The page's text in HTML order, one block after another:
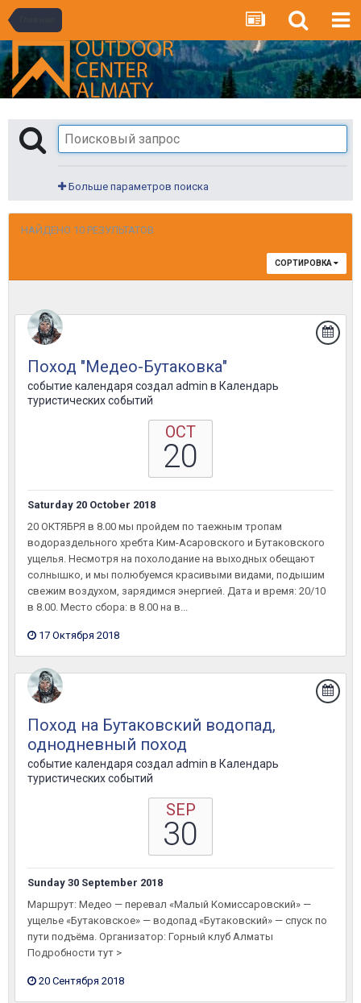
Больше параметров поиска
НАЙДЕНО 10 РЕЗУЛЬТАТОВ
СОРТИРОВКА
Поход "Медео-Бутаковка"
событие календаря создал admin в Календарь
туристических событий
OCT
20
Saturday 20 October 2018
20 ОКТЯБРЯ в 8.00 мы пройдем по таежным тропам
водораздельного хребта Ким-Асаровского и Бутаковского
ущелья. Несмотря на похолодание на выходных обещают
солнышко, и мы полюбуемся красивыми видами, подышим
свежим воздухом, зарядимся энергией. Дата и время: 20/10
в 8.00. Место сбора: в 8.00 на в...
17 Октября 2018
Поход на Бутаковский водопад,
однодневный поход
событие календаря создал admin в Календарь
туристических событий
SEP
30
Sunday 30 September 2018
Маршрут: Медео — перевал «Малый Комиссаровский» —
ущелье «Бутаковское» — водопад «Бутаковский» — спуск по
пути подъёма. Организатор: Горный клуб Алматы
Подробности тут >
20 Сентября 2018